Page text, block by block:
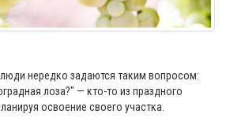
нередко задаются таким вопросом:
лоза?" — кто-то из праздного
освоение своего участка.